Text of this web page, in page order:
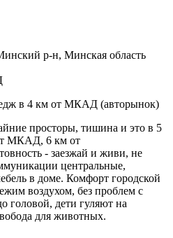
р-н, Минская область
в 4 км от МКАД (авторынок)
просторы, тишина и это в 5
МКАД, 6 км от
- заезжай и живи, не
центральные,
в доме. Комфорт городской
воздухом, без проблем с
головой, дети гуляют на
для животных.